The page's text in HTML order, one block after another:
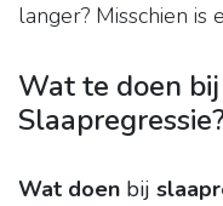
langer? Misschien is
Wat te doen
Wat doen bij